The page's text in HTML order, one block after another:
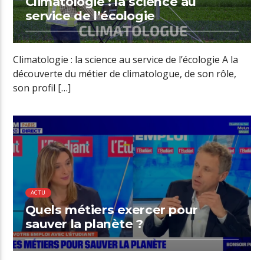
service de l’écologie
Climatologie : la science au service de l’écologie A la
découverte du métier de climatologue, de son rôle,
son profil […]
00:24 READ TIME
ACTU
Quels métiers exercer pour
sauver la planète ?